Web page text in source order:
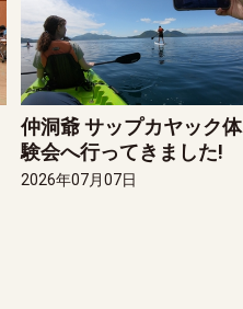
仲洞爺 サップカヤック体
験会へ行ってきました!
2026年07月07日